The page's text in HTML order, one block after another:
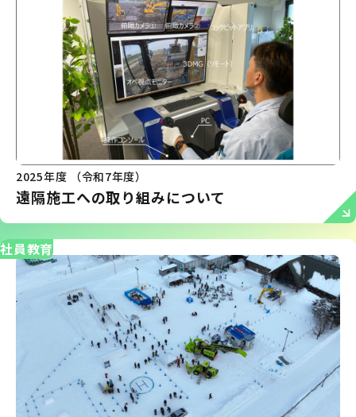
2025年度 （令和7年度）
遠隔施工への取り組みについて
社員教育